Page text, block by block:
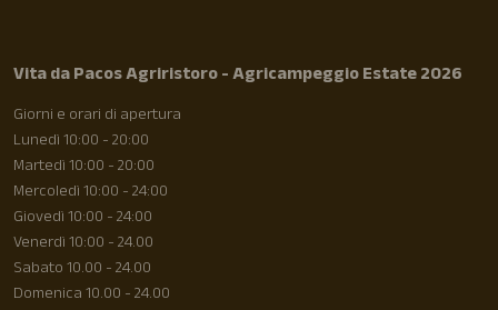
Vita da Pacos Agriristoro - Agricampeggio Estate 2026
Giorni e orari di apertura
Lunedì 10:00 - 20:00
Martedì 10:00 - 20:00
Mercoledì 10:00 - 24:00
Giovedì 10:00 - 24:00
Venerdì 10:00 - 24.00
Sabato 10.00 - 24.00
Domenica 10.00 - 24.00